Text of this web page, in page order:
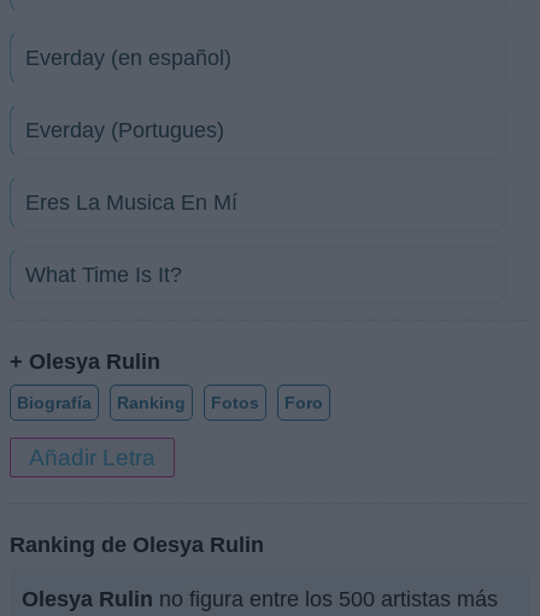
Everday (en español)
Everday (Portugues)
Eres La Musica En Mí
What Time Is It?
+ Olesya Rulin
Biografía Ranking Fotos Foro
Añadir Letra
Ranking de Olesya Rulin
Olesya Rulin no figura entre los 500 artistas más